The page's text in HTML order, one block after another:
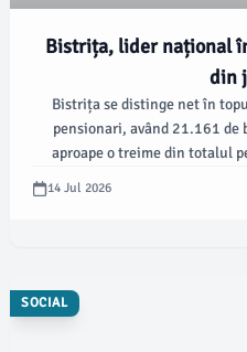
Bistrița, lider național
din
Bistrița se distinge net în
pensionari, având 21.161
aproape o treime din totalul
Beclean și Năsăud se situează
14 Jul 2026
SOCIAL